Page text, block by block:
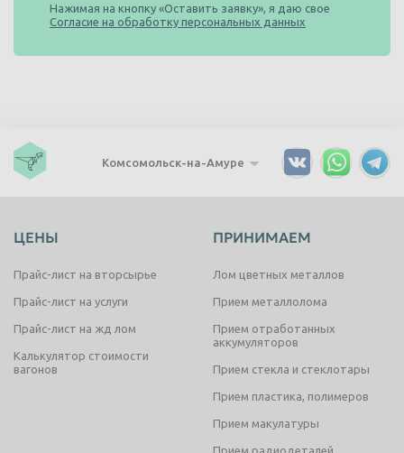
Нажимая на кнопку «Оставить заявку», я даю свое
Согласие на обработку персональных данных
Комсомольск-на-Амуре
ЦЕНЫ
Прайс-лист на вторсырье
Прайс-лист на услуги
Прайс-лист на жд лом
Калькулятор стоимости
вагонов
ПРИНИМАЕМ
Лом цветных металлов
Прием металлолома
Прием отработанных
аккумуляторов
Прием стекла и стеклотары
Прием пластика, полимеров
Прием макулатуры
Прием радиодеталей